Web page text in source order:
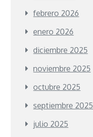
febrero 2026
enero 2026
diciembre 2025
noviembre 2025
octubre 2025
septiembre 2025
julio 2025